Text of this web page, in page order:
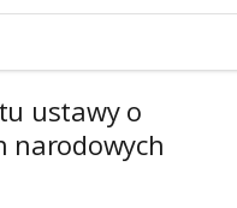
ustawy o
narodowych